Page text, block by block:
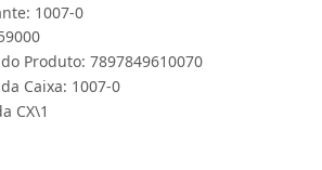
1007-0
Produto: 7897849610070
Caixa: 1007-0
CX\1